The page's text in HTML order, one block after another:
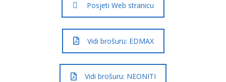
Posjeti Web stranicu
Vidi brošuru: EDMAX
Vidi brošuru: NEONITI